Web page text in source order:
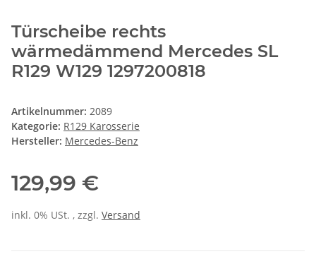
Türscheibe rechts
wärmedämmend Mercedes SL
R129 W129 1297200818
Artikelnummer: 2089
Kategorie: R129 Karosserie
Hersteller: Mercedes-Benz
129,99 €
inkl. 0% USt. , zzgl. Versand